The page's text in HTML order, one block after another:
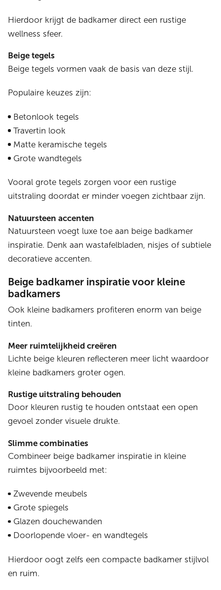
Hierdoor krijgt de badkamer direct een rustige
wellness sfeer.
Beige tegels
Beige tegels vormen vaak de basis van deze stijl.
Populaire keuzes zijn:
Betonlook tegels
Travertin look
Matte keramische tegels
Grote wandtegels
Vooral grote tegels zorgen voor een rustige
uitstraling doordat er minder voegen zichtbaar zijn.
Natuursteen accenten
Natuursteen voegt luxe toe aan beige badkamer
inspiratie. Denk aan wastafelbladen, nisjes of subtiele
decoratieve accenten.
Beige badkamer inspiratie voor kleine
badkamers
Ook kleine badkamers profiteren enorm van beige
tinten.
Meer ruimtelijkheid creëren
Lichte beige kleuren reflecteren meer licht waardoor
kleine badkamers groter ogen.
Rustige uitstraling behouden
Door kleuren rustig te houden ontstaat een open
gevoel zonder visuele drukte.
Slimme combinaties
Combineer beige badkamer inspiratie in kleine
ruimtes bijvoorbeeld met:
Zwevende meubels
Grote spiegels
Glazen douchewanden
Doorlopende vloer- en wandtegels
Hierdoor oogt zelfs een compacte badkamer stijlvol
en ruim.